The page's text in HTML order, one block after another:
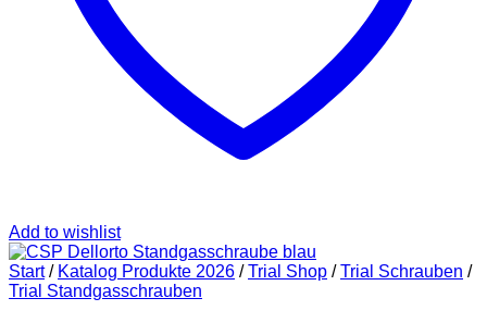
Add to wishlist
Start / Katalog Produkte 2026 / Trial Shop / Trial Schrauben /
Trial Standgasschrauben